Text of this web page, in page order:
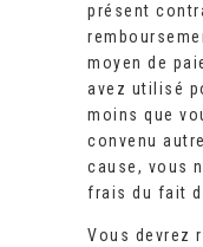
présent
moyen de
avez utilisé
moins que
convenu
cause, vous
frais du fait
Vous devrez